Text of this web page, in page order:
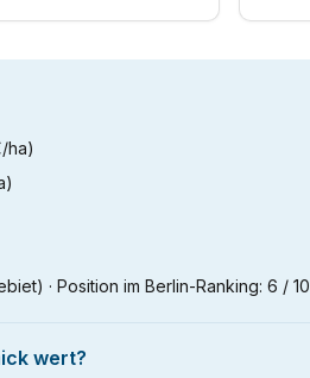
ha)
· Position im Berlin-Ranking: 6 / 10
wert?